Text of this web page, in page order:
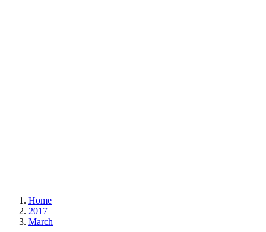
Home
2017
March